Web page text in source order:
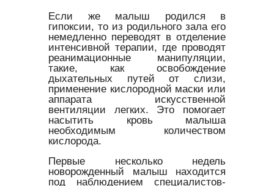
Если же малыш родился в
гипоксии, то из родильного зала его
немедленно переводят в отделение
интенсивной терапии, где проводят
реанимационные манипуляции,
такие, как освобождение
дыхательных путей от слизи,
применение кислородной маски или
аппарата искусственной
вентиляции легких. Это помогает
насытить кровь малыша
необходимым количеством
кислорода.
Первые несколько недель
новорожденный малыш находится
под наблюдением специалистов-